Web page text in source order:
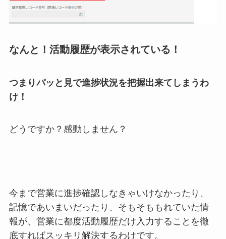
なんと！活動履歴が表示されている！
つまりパッと見で進捗状況を把握出来てしまうわ
け！
どうですか？感動しません？
今まで営業に進捗確認しなきゃいけなかったり、
記憶であいまいだったり、そもそももれていた情
報が、営業に都度活動履歴だけ入力することを徹
底すればスッキリ解決するわけです。